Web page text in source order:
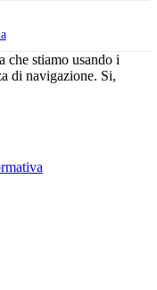
che stiamo usando i
di navigazione. Si,